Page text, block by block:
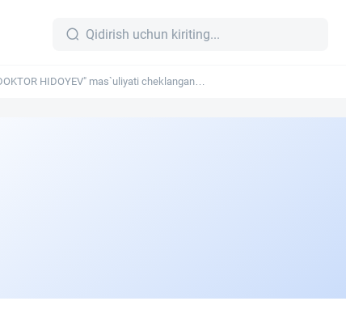
HIDOYEV" mas`uliyati cheklangan